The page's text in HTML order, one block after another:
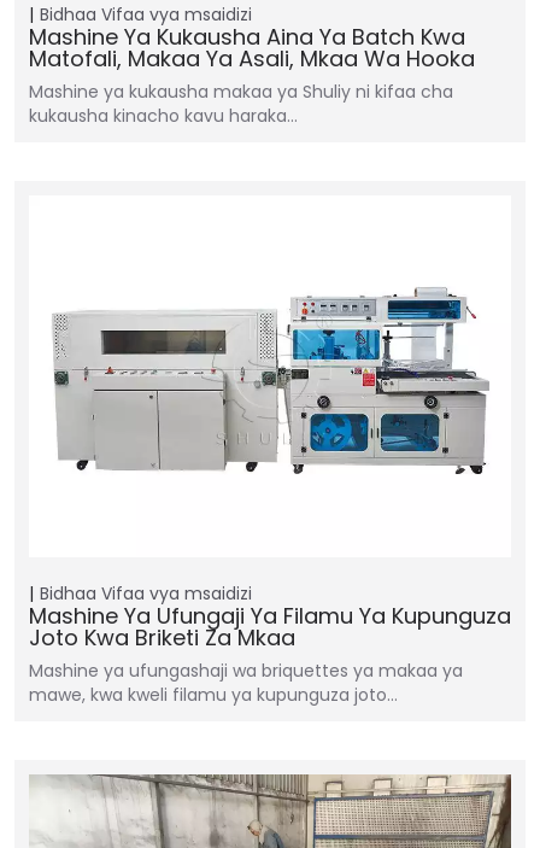
Bidhaa Vifaa vya msaidizi
Mashine Ya Kukausha Aina Ya Batch Kwa
Matofali, Makaa Ya Asali, Mkaa Wa Hooka
Mashine ya kukausha makaa ya Shuliy ni kifaa cha
kukausha kinacho kavu haraka…
Bidhaa Vifaa vya msaidizi
Mashine Ya Ufungaji Ya Filamu Ya Kupunguza
Joto Kwa Briketi Za Mkaa
Mashine ya ufungashaji wa briquettes ya makaa ya
mawe, kwa kweli filamu ya kupunguza joto…